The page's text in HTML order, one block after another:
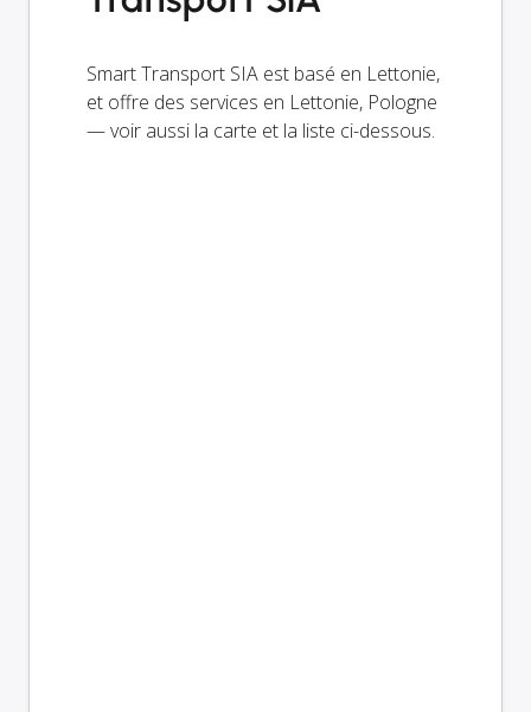
Smart Transport SIA est basé en Lettonie,
et offre des services en Lettonie, Pologne
— voir aussi la carte et la liste ci-dessous.